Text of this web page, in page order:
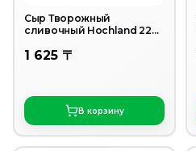
Сыр Творожный
сливочный Hochland 220
1 625 〒
В корзину